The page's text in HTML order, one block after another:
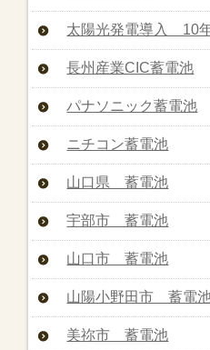
太陽光発電導入 10
長州産業CIC蓄電池
パナソニック蓄電池
ニチコン蓄電池
山口県 蓄電池
宇部市 蓄電池
山口市 蓄電池
山陽小野田市 蓄電
美祢市 蓄電池